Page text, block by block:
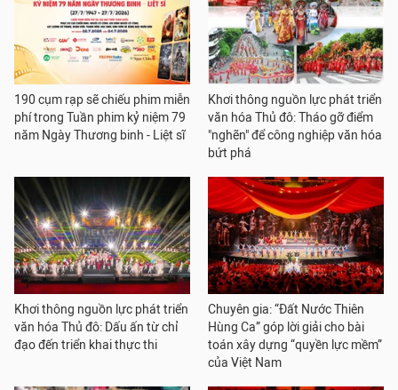
190 cụm rạp sẽ chiếu phim miễn
phí trong Tuần phim kỷ niệm 79
năm Ngày Thương binh - Liệt sĩ
Khơi thông nguồn lực phát triển
văn hóa Thủ đô: Tháo gỡ điểm
"nghẽn" để công nghiệp văn hóa
bứt phá
Khơi thông nguồn lực phát triển
văn hóa Thủ đô: Dấu ấn từ chỉ
đạo đến triển khai thực thi
Chuyên gia: “Đất Nước Thiên
Hùng Ca” góp lời giải cho bài
toán xây dựng “quyền lực mềm”
của Việt Nam